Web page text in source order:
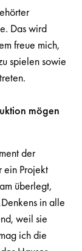
Das wird
freue mich,
spielen sowie
mögen
der
ein Projekt
überlegt,
in alle
weil sie
ich die